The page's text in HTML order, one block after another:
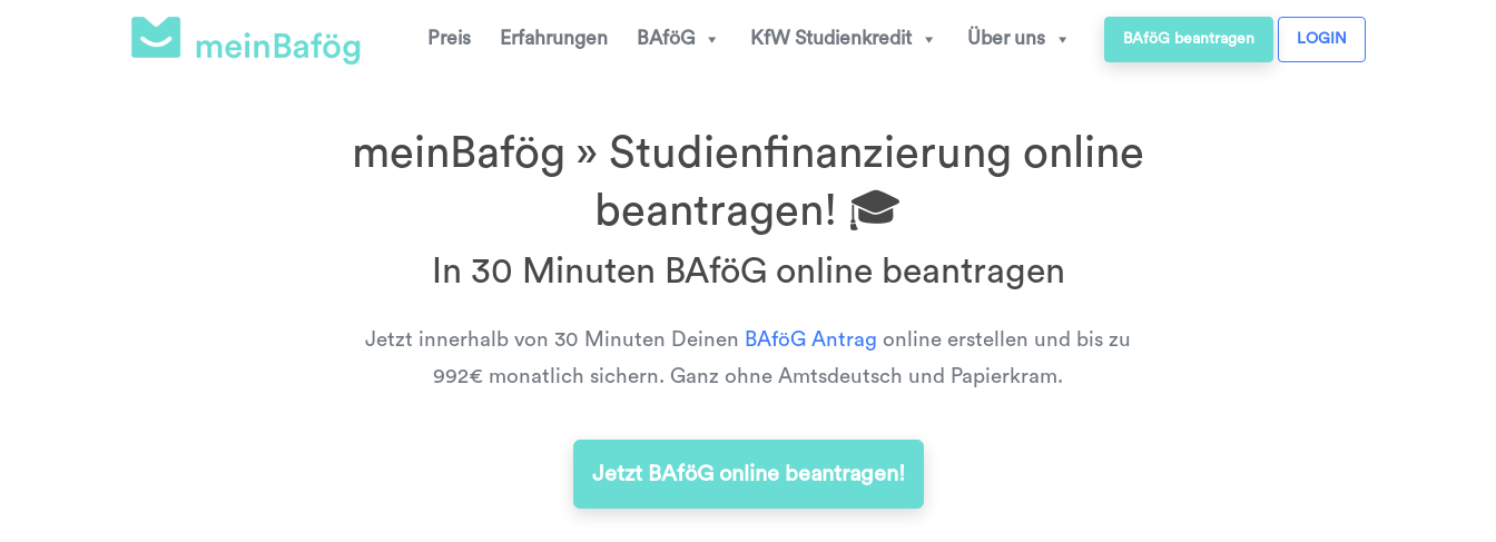
Preis Erfahrungen BAföG LOGIN
BAföG beantragen
KfW Studienkredit Über uns
meinBafög » Studienfinanzierung online
beantragen! 🎓
In 30 Minuten BAföG online beantragen
Jetzt innerhalb von 30 Minuten Deinen BAföG Antrag online erstellen und bis zu
992€ monatlich sichern. Ganz ohne Amtsdeutsch und Papierkram.
Jetzt BAföG online beantragen!